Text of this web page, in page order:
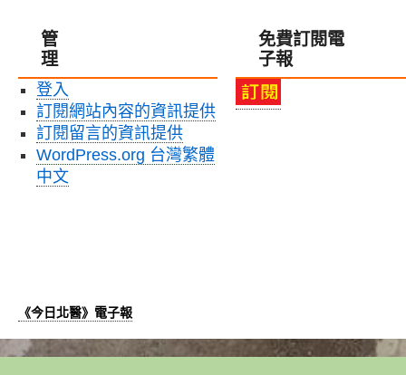
盛
會〉
中
與
3
亞
洲
管
理
登入
訂閱網站內容的資訊提供
訂閱留言的資訊提供
WordPress.org 台灣繁體
中文
免費訂閱電
子報
《今日北醫》電子報